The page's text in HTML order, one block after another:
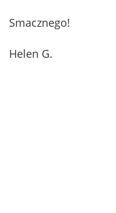
Smacznego!
Helen G.